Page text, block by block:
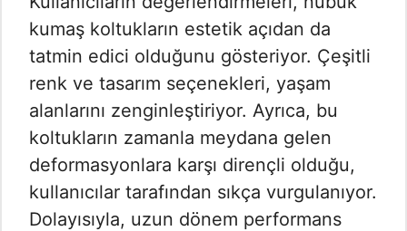
kumaş koltukların estetik açıdan da
tatmin edici olduğunu gösteriyor. Çeşitli
renk ve tasarım seçenekleri, yaşam
alanlarını zenginleştiriyor. Ayrıca, bu
koltukların zamanla meydana gelen
deformasyonlara karşı dirençli olduğu,
kullanıcılar tarafından sıkça vurgulanıyor.
Dolayısıyla, uzun dönem performans